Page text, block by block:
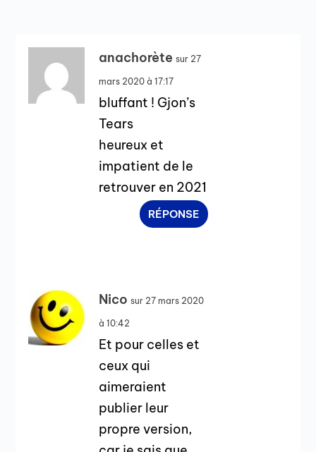
anachorète sur 27
mars 2020 à 17:17
bluffant ! Gjon’s
Tears
heureux et
impatient de le
retrouver en 2021
RÉPONSE
Nico sur 27 mars 2020
à 10:42
Et pour celles et
ceux qui
aimeraient
publier leur
propre version,